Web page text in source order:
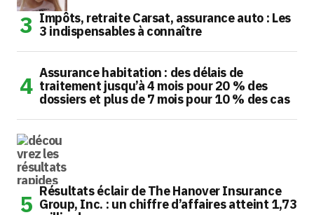
Impôts, retraite Carsat, assurance auto : Les
3 indispensables à connaître
Assurance habitation : des délais de
traitement jusqu’à 4 mois pour 20 % des
dossiers et plus de 7 mois pour 10 % des cas
Résultats éclair de The Hanover Insurance
Group, Inc. : un chiffre d’affaires atteint 1,73